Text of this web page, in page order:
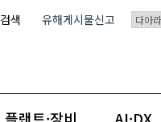
검색 유해게시물신고